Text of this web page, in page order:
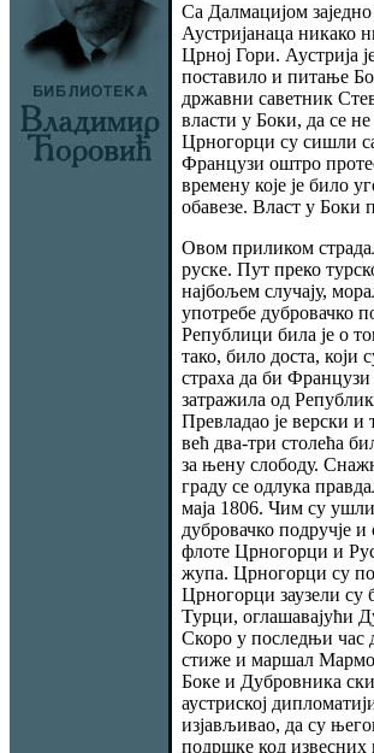
Са Далмацијом
Аустријанаца никако
Црној Гори. Аустрија
поставило и питање
државни саветник
власти у Боки, да се
Црногорци су сишли
Французи оштро
времену које је било
обавезе. Власт у Боки
Овом приликом
руске. Пут преко
најбољем случају,
употребе дубровачко
Републици била је о
тако, било доста, који
страха да би
затражила од
Превладао је верски
већ два-три столећа
за њену слободу.
граду се одлука
маја 1806. Чим су ушли
дубровачко подручје
флоте Црногорци и
жупа. Црногорци су
Црногорци заузели су
Турци, оглашавајући
Скоро у последњи час
стиже и маршал
Боке и Дубровника
аустриској
изјављивао, да су
подршке код извесних